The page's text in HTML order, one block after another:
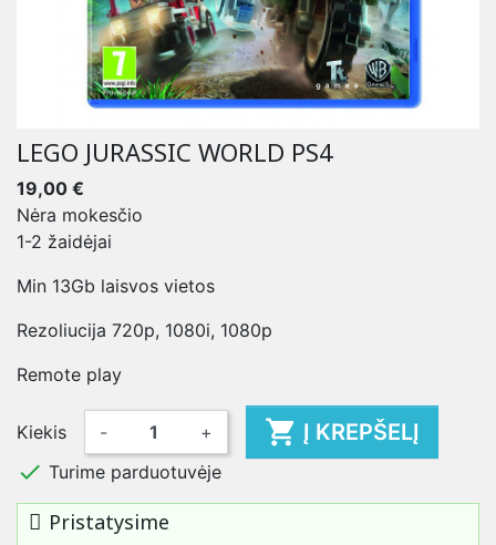
LEGO JURASSIC WORLD PS4
19,00 €
Nėra mokesčio
1-2 žaidėjai
Min 13Gb laisvos vietos
Rezoliucija 720p, 1080i, 1080p
Remote play
Kiekis - +  Į KREPŠELĮ
 Turime parduotuvėje
Pristatysime